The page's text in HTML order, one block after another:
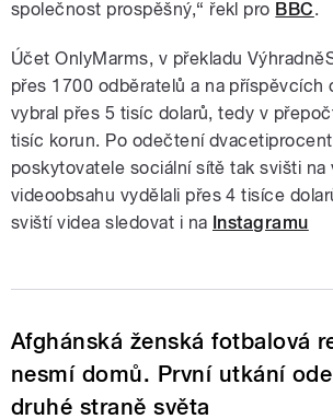
společnost prospěšný,“ řekl pro BBC.
Účet OnlyMarms, v překladu
přes 1700 odběratelů a na příspěvcích
vybral přes 5 tisíc dolarů, tedy v
tisíc korun. Po odečtení
poskytovatele sociální sítě tak svišti na
videoobsahu vydělali přes 4 tisíce
sviští videa sledovat i na Instagramu
Afghánská ženská fotbalová
nesmí domů. První utkání
druhé straně světa